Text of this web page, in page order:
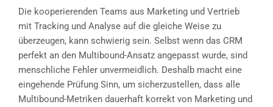
Die kooperierenden Teams aus Marketing und Vertrieb
mit Tracking und Analyse auf die gleiche Weise zu
überzeugen, kann schwierig sein. Selbst wenn das CRM
perfekt an den Multibound-Ansatz angepasst wurde, sind
menschliche Fehler unvermeidlich. Deshalb macht eine
eingehende Prüfung Sinn, um sicherzustellen, dass alle
Multibound-Metriken dauerhaft korrekt von Marketing und